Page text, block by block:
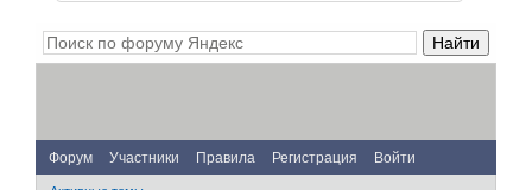
Форум Участники Правила Регистрация Войти